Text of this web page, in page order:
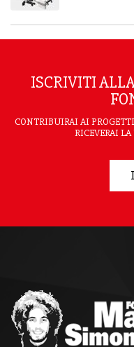
ISCRIVITI
CONTRIBUIRAI AI
RICEVERAI LA